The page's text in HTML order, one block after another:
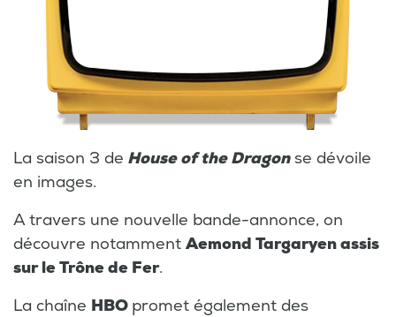
La saison 3 de House of the Dragonse dévoile
en images.
A travers une nouvelle bande-annonce, on
découvre notamment Aemond Targaryen assis
sur le Trône de Fer.
La chaîne HBO promet également des